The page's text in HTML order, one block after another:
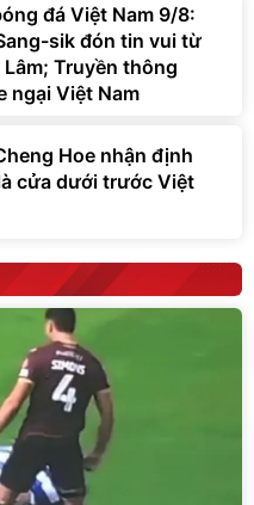
đá Việt Nam 9/8:
sik đón tin vui từ
Truyền thông
ngại Việt Nam
Hoe nhận định
cửa dưới trước Việt